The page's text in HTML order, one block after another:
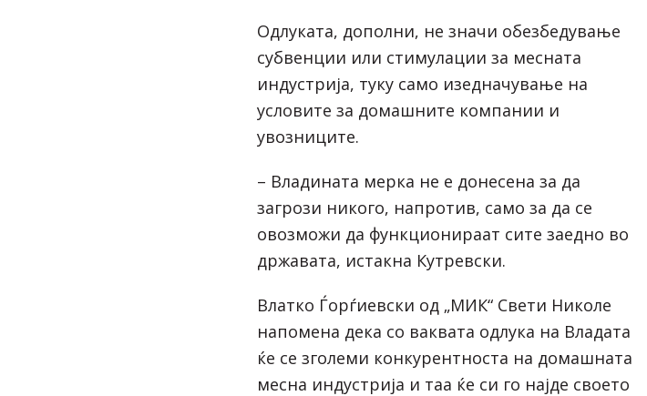
Одлуката, дополни, не значи обезбедување
субвенции или стимулации за месната
индустрија, туку само изедначување на
условите за домашните компании и
увозниците.
– Владината мерка не е донесена за да
загрози никого, напротив, само за да се
овозможи да функционираат сите заедно во
државата, истакна Кутревски.
Влатко Ѓорѓиевски од „МИК“ Свети Николе
напомена дека со ваквата одлука на Владата
ќе се зголеми конкурентноста на домашната
месна индустрија и таа ќе си го најде своето